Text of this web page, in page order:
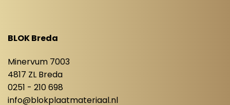
BLOK Breda
Minervum 7003
4817 ZL Breda
0251 - 210 698
info@blokplaatmateriaal.nl